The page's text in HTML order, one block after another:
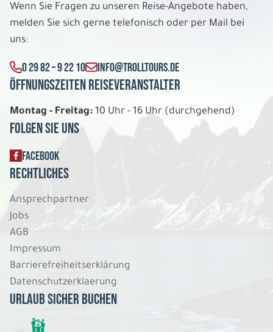
Wenn Sie Fragen zu unseren Reise-Angebote haben,
melden Sie sich gerne telefonisch oder per Mail bei
uns:
0 29 82 – 9 22 10 INFO@TROLLTOURS.DE
Öffnungszeiten Reiseveranstalter
Montag - Freitag: 10 Uhr - 16 Uhr (durchgehend)
Folgen Sie uns
FACEBOOK
Rechtliches
Ansprechpartner
Jobs
AGB
Impressum
Barrierefreiheitserklärung
Datenschutzerklaerung
Urlaub sicher buchen